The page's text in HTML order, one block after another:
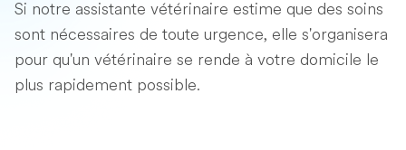
Si notre assistante vétérinaire estime que des soins
sont nécessaires de toute urgence, elle s'organisera
pour qu'un vétérinaire se rende à votre domicile le
plus rapidement possible.